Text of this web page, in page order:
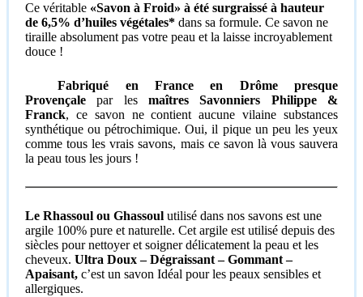
Ce véritable «Savon à Froid» à été surgraissé à hauteur
de 6,5% d’huiles végétales* dans sa formule. Ce savon ne
tiraille absolument pas votre peau et la laisse incroyablement
douce !
Fabriqué en France en Drôme presque
Provençale par les maîtres Savonniers Philippe &
Franck, ce savon ne contient aucune vilaine substances
synthétique ou pétrochimique. Oui, il pique un peu les yeux
comme tous les vrais savons, mais ce savon là vous sauvera
la peau tous les jours !
Le Rhassoul ou Ghassoul utilisé dans nos savons est une
argile 100% pure et naturelle. Cet argile est utilisé depuis des
siècles pour nettoyer et soigner délicatement la peau et les
cheveux. Ultra Doux – Dégraissant – Gommant –
Apaisant, c’est un savon Idéal pour les peaux sensibles et
allergiques.